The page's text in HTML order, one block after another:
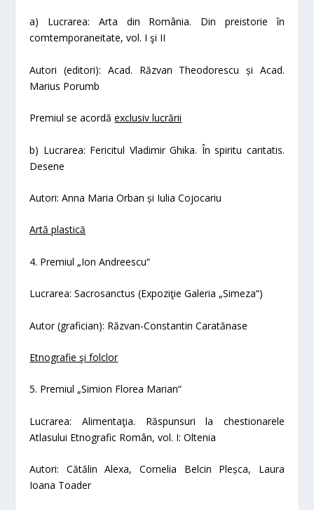
a) Lucrarea: Arta din România. Din preistorie în
comtemporaneitate,vol. I şi II
Autori (editori): Acad. Răzvan Theodorescu şi Acad.
Marius Porumb
Premiul se acordăexclusiv lucrării
b) Lucrarea: Fericitul Vladimir Ghika. În spiritu caritatis.
Desene
Autori: Anna Maria Orban şi Iulia Cojocariu
Artă plastică
4. Premiul „Ion Andreescu“
Lucrarea:Sacrosanctus (Expoziţie Galeria „Simeza“)
Autor (grafician): Răzvan-Constantin Caratănase
Etnografie şi folclor
5. Premiul „Simion Florea Marian“
Lucrarea: Alimentaţia. Răspunsuri la chestionarele
Atlasului Etnografic Român,vol. I:Oltenia
Autori: Cătălin Alexa, Cornelia Belcin Pleşca, Laura
Ioana Toader